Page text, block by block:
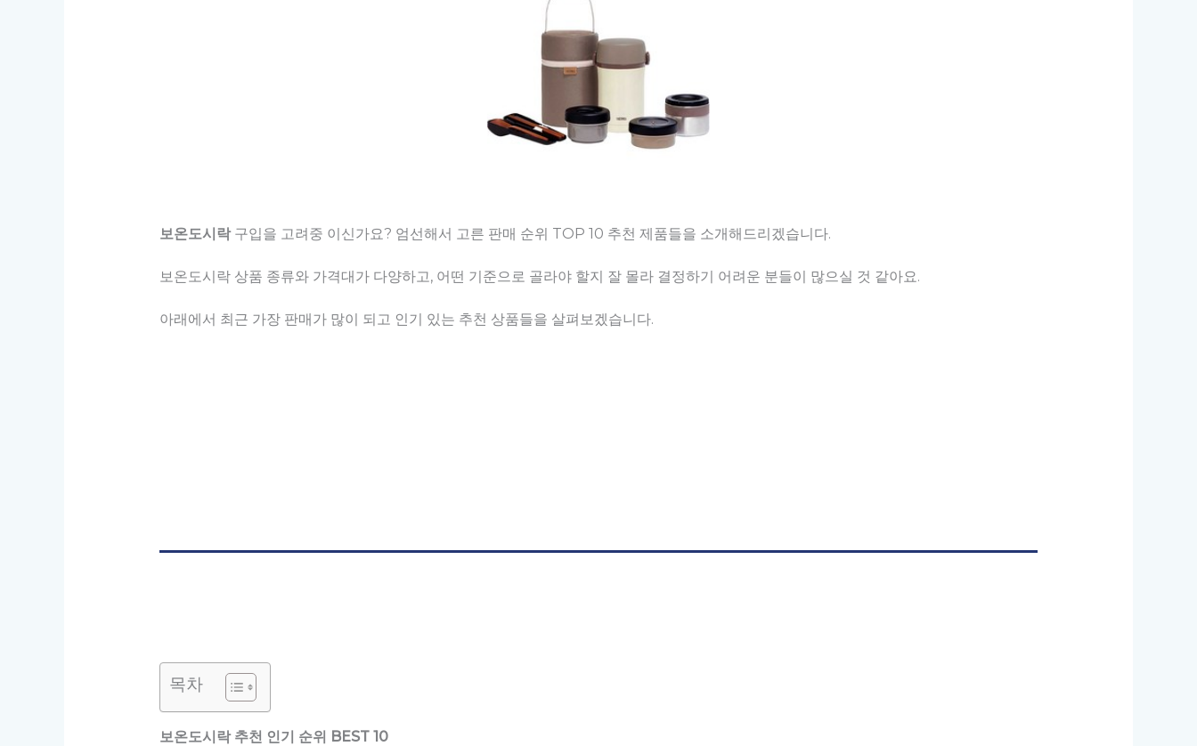
보온도시락 구입을 고려중 이신가요? 엄선해서 고른 판매 순위 TOP 10 추천 제품들을 소개해드리겠습니다.
보온도시락 상품 종류와 가격대가 다양하고, 어떤 기준으로 골라야 할지 잘 몰라 결정하기 어려운 분들이 많으실 것 같아요.
아래에서 최근 가장 판매가 많이 되고 인기 있는 추천 상품들을 살펴보겠습니다.
목차
보온도시락 추천 인기 순위 BEST 10